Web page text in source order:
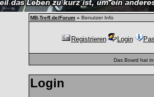
MB-Treff.de/Forum » Benutzer Info
Registrieren Login
Das Board hat
Login